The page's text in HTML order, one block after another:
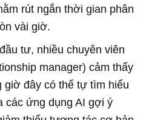
rút ngắn thời gian phân
vài giờ.
tư, nhiều chuyên viên
manager) cảm thấy
giờ đây có thể tự tìm hiểu
các ứng dụng AI gợi ý